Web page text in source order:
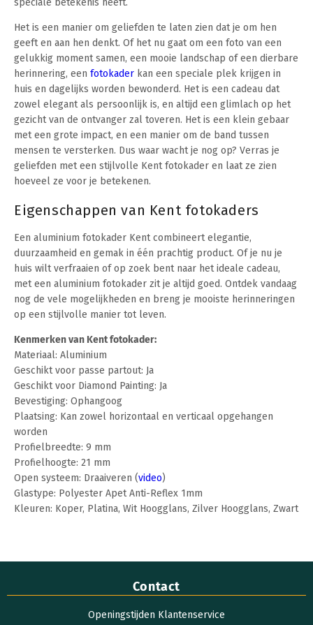
speciale betekenis heeft.
Het is een manier om geliefden te laten zien dat je om hen
geeft en aan hen denkt. Of het nu gaat om een foto van een
gelukkig moment samen, een mooie landschap of een dierbare
herinnering, een fotokader kan een speciale plek krijgen in
huis en dagelijks worden bewonderd. Het is een cadeau dat
zowel elegant als persoonlijk is, en altijd een glimlach op het
gezicht van de ontvanger zal toveren. Het is een klein gebaar
met een grote impact, en een manier om de band tussen
mensen te versterken. Dus waar wacht je nog op? Verras je
geliefden met een stijlvolle Kent fotokader en laat ze zien
hoeveel ze voor je betekenen.
Eigenschappen van Kent fotokaders
Een aluminium fotokader Kent combineert elegantie,
duurzaamheid en gemak in één prachtig product. Of je nu je
huis wilt verfraaien of op zoek bent naar het ideale cadeau,
met een aluminium fotokader zit je altijd goed. Ontdek vandaag
nog de vele mogelijkheden en breng je mooiste herinneringen
op een stijlvolle manier tot leven.
Kenmerken van Kent fotokader:
Materiaal: Aluminium
Geschikt voor passe partout: Ja
Geschikt voor Diamond Painting: Ja
Bevestiging: Ophangoog
Plaatsing: Kan zowel horizontaal en verticaal opgehangen
worden
Profielbreedte: 9 mm
Profielhoogte: 21 mm
Open systeem: Draaiveren (video)
Glastype: Polyester Apet Anti-Reflex 1mm
Kleuren: Koper, Platina, Wit Hoogglans, Zilver Hoogglans, Zwart
Contact
Openingstijden Klantenservice